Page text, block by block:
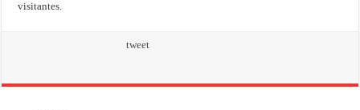
visitantes.
tweet